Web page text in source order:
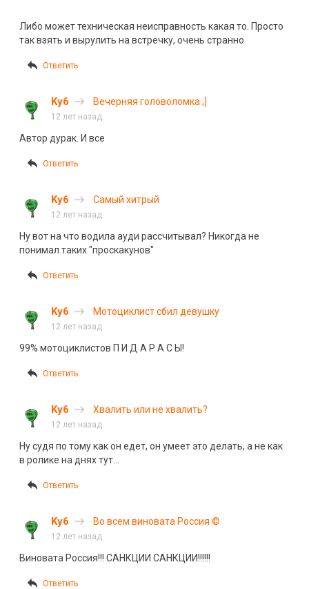
Либо может техническая неисправность какая то. Просто
так взять и вырулить на встречку, очень странно
Ответить
Ky6 Вечерняя головоломка ;]
12 лет назад
Автор дурак. И все
Ответить
Ky6 Самый хитрый
12 лет назад
Ну вот на что водила ауди рассчитывал? Никогда не
понимал таких "проскакунов"
Ответить
Ky6 Мотоциклист сбил девушку
12 лет назад
99% мотоциклистов П И Д А Р А С Ы!
Ответить
Ky6 Хвалить или не хвалить?
12 лет назад
Ну судя по тому как он едет, он умеет это делать, а не как
в ролике на днях тут…
Ответить
Ky6 Во всем виновата Россия ©
12 лет назад
Виновата Россия!!! САНКЦИИ САНКЦИИ!!!!!!
Ответить